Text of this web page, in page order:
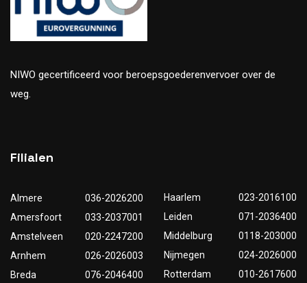
NIWO gecertificeerd voor beroepsgoederenvervoer over de
weg.
Filialen
Almere
036-2026200
Amersfoort
033-2037001
Amstelveen
020-2247200
Arnhem
026-2026003
Breda
076-2046400
Haarlem
023-2016100
Leiden
071-2036400
Middelburg
0118-203000
Nijmegen
024-2026000
Rotterdam
010-2617600